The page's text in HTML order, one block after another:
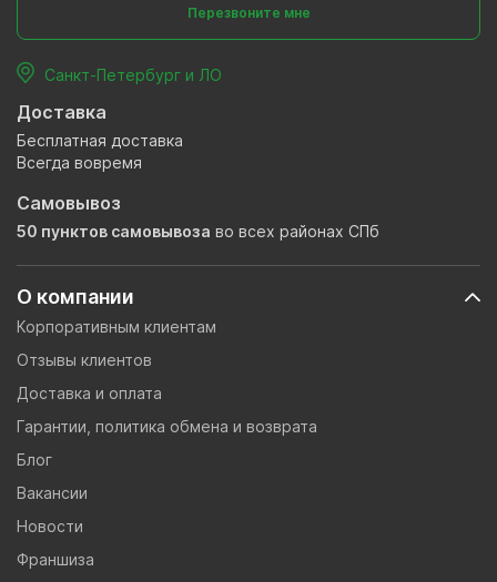
О компании
Корпоративным клиентам
Отзывы клиентов
Доставка и оплата
Гарантии, политика обмена и возврата
Блог
Вакансии
Новости
Франшиза
Перезвоните мне
Санкт-Петербург и ЛО
Доставка
Бесплатная доставка
Всегда вовремя
Самовывоз
50 пунктов самовывоза во всех районах СПб